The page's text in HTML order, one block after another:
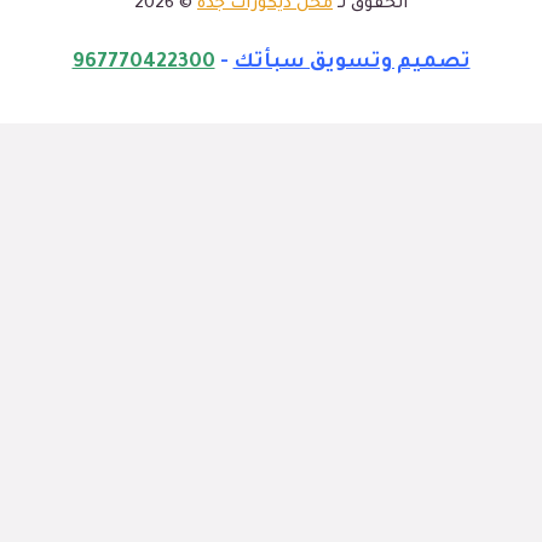
الحقوق لـ محل ديكورات جدة © 2026
تصميم وتسويق سبأتك-
967770422300